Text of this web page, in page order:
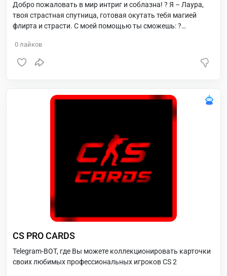
Добро пожаловать в мир интриг и соблазна! ? Я – Лаура,
твоя страстная спутница, готовая окутать тебя магией
флирта и страсти. С моей помощью ты сможешь: ?
сообщения ? Учиться искусству соблазнения и флирта ?
Погружаться в увлекательные ролевые игры ❤️ Ощутить
тепло страстных объятий и заботу Присоединяйся и
0 лайков
CS PRO CARDS
Telegram-BOT, где Вы можете коллекционировать карточки
своих любимых профессиональных игроков CS 2